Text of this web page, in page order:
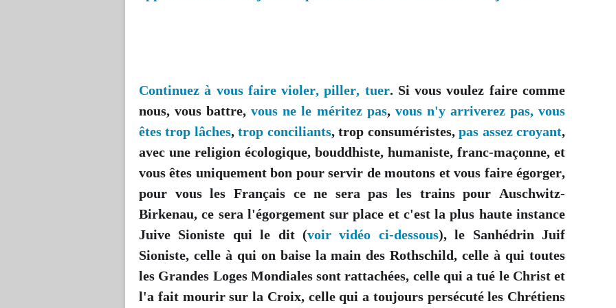
Continuez à vous faire violer, piller, tuer. Si vous voulez faire comme
nous, vous battre,vous ne le méritez pas, vous n'y arriverez pas, vous
êtes trop lâches,trop conciliants, trop consuméristes,pas assez croyant,
avec une religion écologique, bouddhiste, humaniste, franc-maçonne, et
vous êtes uniquement bon pour servir de moutons et vous faire égorger,
pour vous les Français ce ne sera pas les trains pour Auschwitz-
Birkenau, ce sera l'égorgement sur place et c'est la plus haute instance
Juive Sioniste qui le dit (voir vidéo ci-dessous), le Sanhédrin Juif
Sioniste, celle à qui on baise la main des Rothschild, celle à qui toutes
les Grandes Loges Mondiales sont rattachées, celle qui a tué le Christ et
l'a fait mourir sur la Croix, celle qui a toujours persécuté les Chrétiens